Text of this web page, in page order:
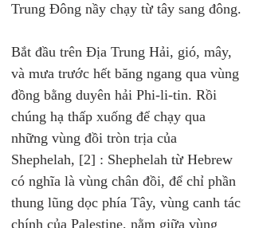
Trung Đông nầy chạy từ tây sang đông.
Bắt đầu trên Địa Trung Hải, gió, mây,
và mưa trước hết băng ngang qua vùng
đồng bằng duyên hải Phi-li-tin. Rồi
chúng hạ thấp xuống để chạy qua
những vùng đồi tròn trịa của
Shephelah, [2] : Shephelah từ Hebrew
có nghĩa là vùng chân đồi, để chỉ phần
thung lũng dọc phía Tây, vùng canh tác
chính của Palestine, nằm giữa vùng